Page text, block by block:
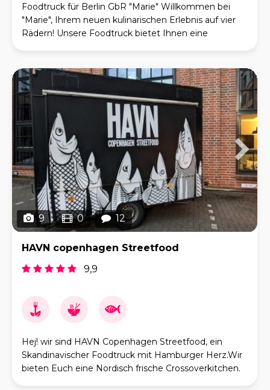
Foodtruck für Berlin GbR "Marie" Willkommen bei
"Marie", Ihrem neuen kulinarischen Erlebnis auf vier
Rädern! Unsere Foodtruck bietet Ihnen eine
9 0 12
HAVN copenhagen Streetfood
9,9
Hej! wir sind HAVN Copenhagen Streetfood, ein
Skandinavischer Foodtruck mit Hamburger Herz.Wir
bieten Euch eine Nordisch frische Crossoverkitchen.